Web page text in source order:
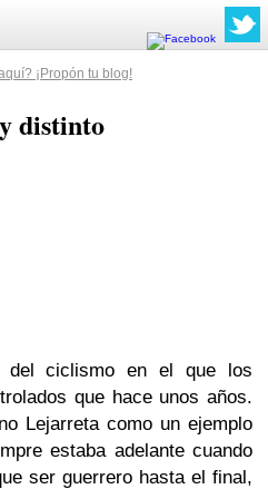
¡Propón tu blog!
distinto
del ciclismo en el que los
que hace unos años.
Lejarreta como un ejemplo
estaba adelante cuando
ser guerrero hasta el final,